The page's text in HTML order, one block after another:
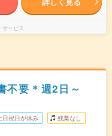
サービス
不要＊週2日～
日祝日が休み 残業なし